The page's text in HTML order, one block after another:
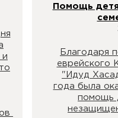
и
Помощь
Благодаря
еврейского
"Идуд
года была
помощь